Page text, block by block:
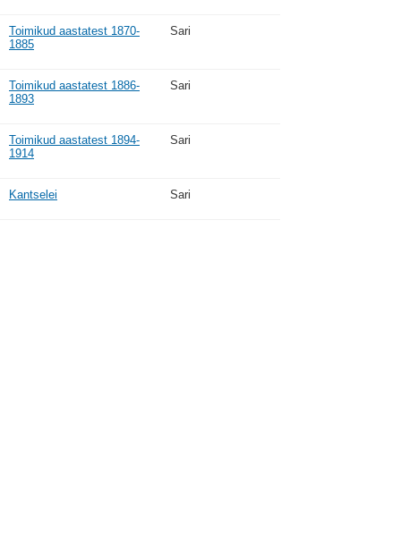
Toimikud aastatest 1870-
1885
Sari
Toimikud aastatest 1886-
1893
Sari
Toimikud aastatest 1894-
1914
Sari
Kantselei Sari